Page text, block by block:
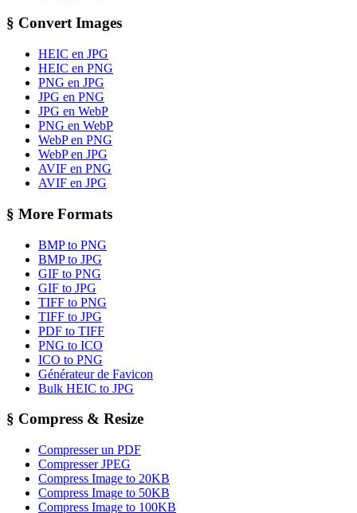
§ Convert Images
HEIC en JPG
HEIC en PNG
PNG en JPG
JPG en PNG
JPG en WebP
PNG en WebP
WebP en PNG
WebP en JPG
AVIF en PNG
AVIF en JPG
§ More Formats
BMP to PNG
BMP to JPG
GIF to PNG
GIF to JPG
TIFF to PNG
TIFF to JPG
PDF to TIFF
PNG to ICO
ICO to PNG
Générateur de Favicon
Bulk HEIC to JPG
§ Compress & Resize
Compresser un PDF
Compresser JPEG
Compress Image to 20KB
Compress Image to 50KB
Compress Image to 100KB